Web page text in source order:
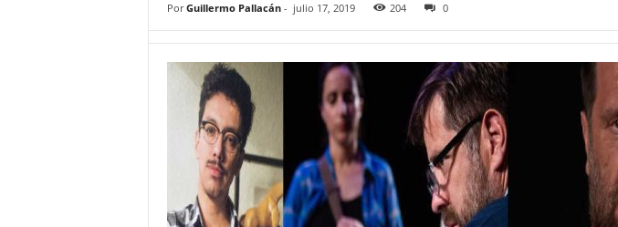
Por Guillermo Pallacán- julio 17, 2019 204 0